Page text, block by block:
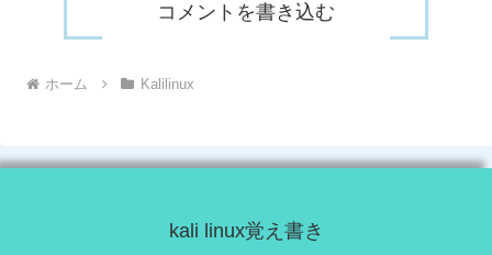
コメントを書き込む
ホーム Kalilinux
kali linux覚え書き